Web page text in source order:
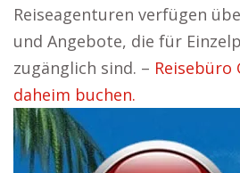
Reiseagenturen verfügen
und Angebote, die für
zugänglich sind. –
daheim buchen.